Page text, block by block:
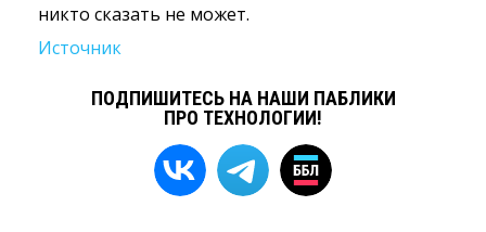
никто сказать не может.
Источник
ПОДПИШИТЕСЬ НА НАШИ ПАБЛИКИ
ПРО ТЕХНОЛОГИИ!